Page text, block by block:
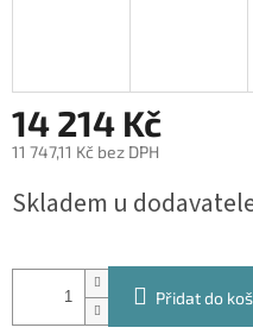
14 214 Kč
11 747,11 Kč bez DPH
cena:
Skladem u
Přidat do